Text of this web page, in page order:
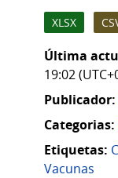
XLSX
Última
19:02
Publicador:
Categorias:
Etiquetas:
Vacunas